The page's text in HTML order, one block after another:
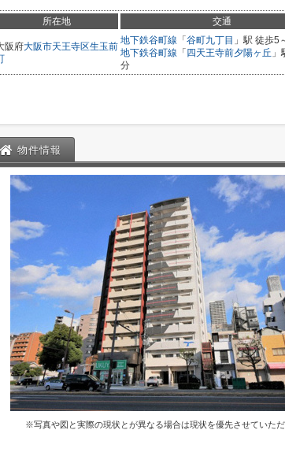
所在地 交通
阪府大阪市天王寺区生玉前
地下鉄谷町線 「 谷町九丁目 」駅 徒歩5
地下鉄谷町線 「 四天王寺前夕陽ヶ丘
分
物件情報
※写真や図と実際の現状とが異なる場合は現状を優先させていた